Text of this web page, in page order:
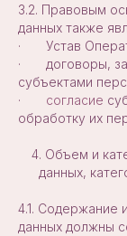
3.2. Правовым
данных также
· Устав
· договоры,
субъектами
· согласие
обработку их
4. Объем и
данных,
4.1. Содержание
данных должны